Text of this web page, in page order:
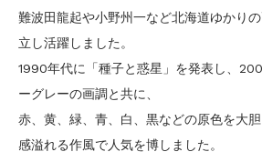
難波田龍起や小野州一など北海道ゆかり
立し活躍しました。
1990年代に「種子と惑星」を発表し、
ーグレーの画調と共に、
赤、黄、緑、青、白、黒などの原色を大
感溢れる作風で人気を博しました。